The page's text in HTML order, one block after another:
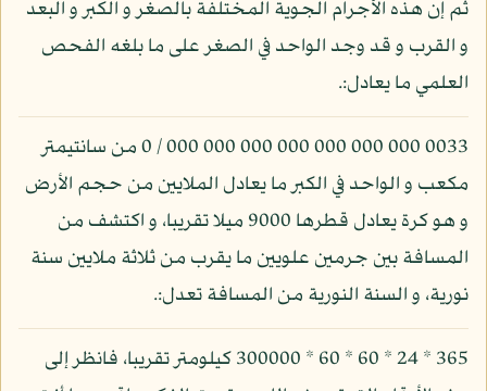
ثم إن هذه الأجرام الجوية المختلفة بالصغر و الكبر و البعد
و القرب و قد وجد الواحد في الصغر على ما بلغه الفحص
العلمي ما يعادل:.
0033 000 000 000 000 000 000 000 / 0 من سانتيمتر
مكعب و الواحد في الكبر ما يعادل الملايين من حجم الأرض
و هو كرة يعادل قطرها 9000 ميلا تقريبا، و اكتشف من
المسافة بين جرمين علويين ما يقرب من ثلاثة ملايين سنة
نورية، و السنة النورية من المسافة تعدل:.
365 * 24 * 60 * 60 * 300000 كيلومتر تقريبا، فانظر إلى